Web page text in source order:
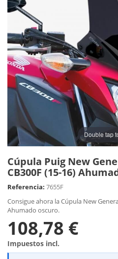
Double tap
Cúpula Puig New
CB300F (15-16)
Referencia: 7655F
Consigue ahora la Cúpula New
Ahumado oscuro.
108,78 €
Impuestos incl.